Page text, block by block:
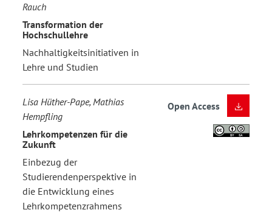
Rauch
Transformation der
Hochschullehre
Nachhaltigkeitsinitiativen in
Lehre und Studien
Lisa Hüther-Pape, Mathias
Hempfling
Lehrkompetenzen für die
Zukunft
Einbezug der
Studierendenperspektive in
die Entwicklung eines
Lehrkompetenzrahmens
Open Access